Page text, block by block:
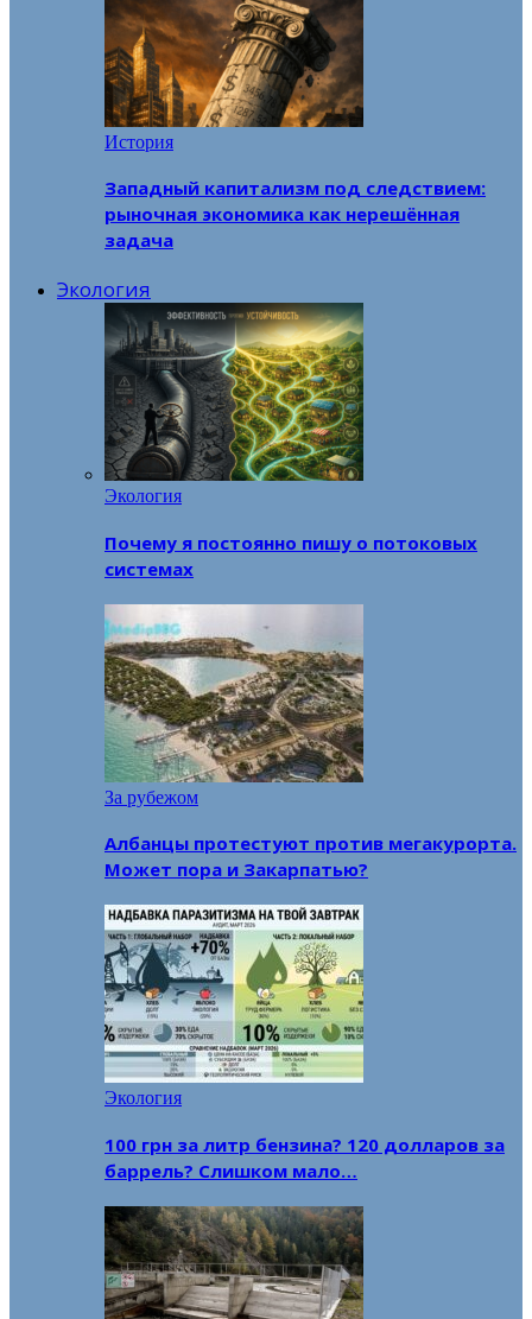
История
Западный капитализм под следствием:
рыночная экономика как нерешённая
задача
Экология
Экология
Почему я постоянно пишу о потоковых
системах
За рубежом
Албанцы протестуют против мегакурорта.
Может пора и Закарпатью?
Экология
100 грн за литр бензина? 120 долларов за
баррель? Слишком мало…